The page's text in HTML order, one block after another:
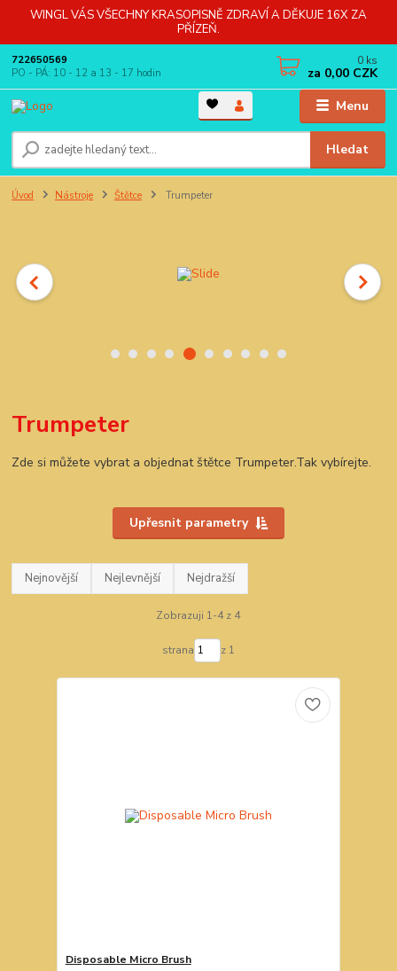
WINGL VÁS VŠECHNY KRASOPISNĚ ZDRAVÍ A DĚKUJE 16X ZA
PŘÍZEŇ.
Menu
Hledat
722650569
PO - PÁ: 10 - 12 a 13 - 17 hodin
0 ks
za 0,00 CZK
Úvod Nástroje Štětce Trumpeter
Trumpeter
Zde si můžete vybrat a objednat štětce Trumpeter.Tak vybírejte.
Upřesnit parametry
Nejnovější Nejlevnější Nejdražší
Zobrazuji 1-4 z 4
strana z 1
Disposable Micro Brush